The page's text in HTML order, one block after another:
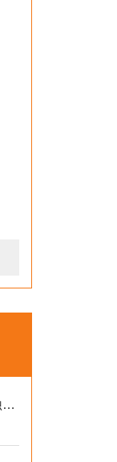
德瑞检测DR-H304-F：解决复合腐蚀不均2026选型标准